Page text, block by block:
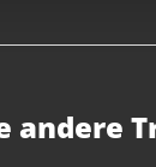
andere